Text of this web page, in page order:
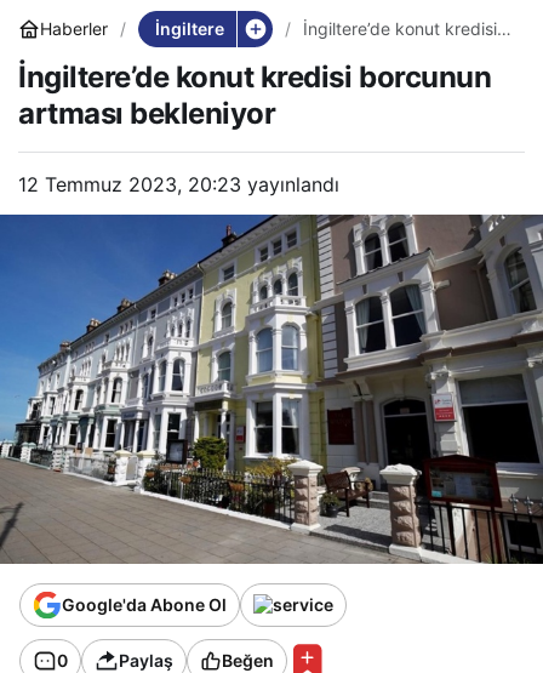
Haberler İngiltere
İngiltere’de konut kredisi
bekleniyor
İngiltere’de konut kredisi borcunun
artması bekleniyor
12 Temmuz 2023, 20:23 yayınlandı
Google'da Abone Ol
0 Paylaş Beğen